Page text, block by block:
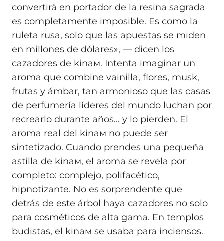
convertirá en portador de la resina sagrada
es completamente imposible. Es como la
ruleta rusa, solo que las apuestas se miden
en millones de dólares», — dicen los
cazadores de kinaм. Intenta imaginar un
aroma que combine vainilla, flores, musk,
frutas y ámbar, tan armonioso que las casas
de perfumería líderes del mundo luchan por
recrearlo durante años... y lo pierden. El
aroma real del kinaм no puede ser
sintetizado. Cuando prendes una pequeña
astilla de kinaм, el aroma se revela por
completo: complejo, polifacético,
hipnotizante. No es sorprendente que
detrás de este árbol haya cazadores no solo
para cosméticos de alta gama. En templos
budistas, el kinaм se usaba para inciensos.